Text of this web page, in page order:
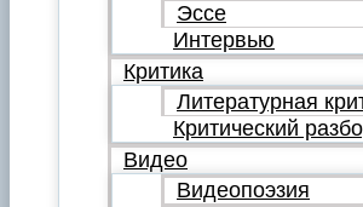
Эссе
Интервью
Критика
Литературная
Критический
Видео
Видеопоэзия